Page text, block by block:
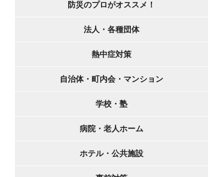
防災のプロがオススメ！
法人・各種団体
熱中症対策
自治体・町内会・マンション
学校・塾
病院・老人ホーム
ホテル・公共施設